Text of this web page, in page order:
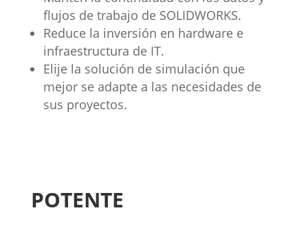
flujos de trabajo de SOLIDWORKS.
Reduce la inversión en hardware e
infraestructura de IT.
Elije la solución de simulación que
mejor se adapte a las necesidades de
sus proyectos.
POTENTE